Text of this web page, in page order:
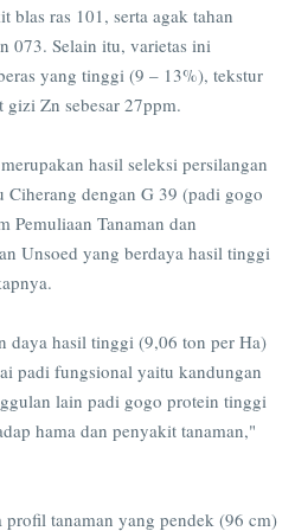
blas ras 101, serta agak tahan
073. Selain itu, varietas ini
yang tinggi (9 – 13%), tekstur
Zn sebesar 27ppm.
hasil seleksi persilangan
dengan G 39 (padi gogo
Pemuliaan Tanaman dan
Unsoed yang berdaya hasil tinggi
daya hasil tinggi (9,06 ton per Ha)
padi fungsional yaitu kandungan
lain padi gogo protein tinggi
hama dan penyakit tanaman,"
tanaman yang pendek (96 cm)